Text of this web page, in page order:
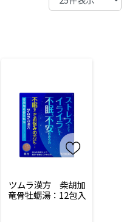
ツムラ漢方　柴胡加
竜骨牡蛎湯：12包入